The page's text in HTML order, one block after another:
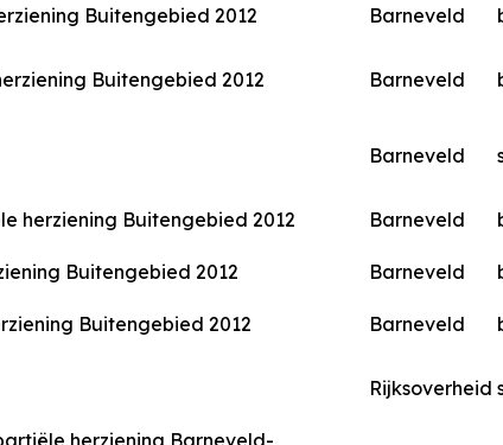
Buitengebied 2012 Barneveld
Buitengebied 2012 Barneveld
Barneveld
herziening Buitengebied 2012 Barneveld
Buitengebied 2012 Barneveld
Buitengebied 2012 Barneveld
Rijksoverheid